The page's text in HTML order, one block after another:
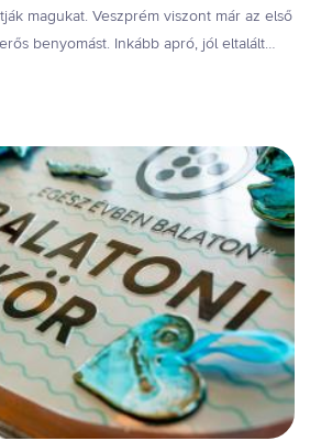
magukat. Veszprém viszont már az első
benyomást. Inkább apró, jól eltalált
egy kávézó hangulatán, egy
ahol jó csak úgy végigsétálni. Mire
közel érzed magad hozzá.